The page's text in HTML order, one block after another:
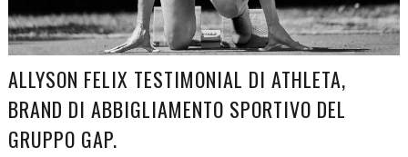
ALLYSON FELIX TESTIMONIAL DI ATHLETA,
BRAND DI ABBIGLIAMENTO SPORTIVO DEL
GRUPPO GAP.